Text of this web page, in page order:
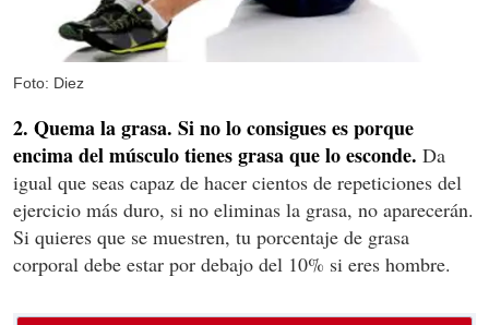
Foto: Diez
2. Quema la grasa. Si no lo consigues es porque
encima del músculo tienes grasa que lo esconde. Da
igual que seas capaz de hacer cientos de repeticiones del
ejercicio más duro, si no eliminas la grasa, no aparecerán.
Si quieres que se muestren, tu porcentaje de grasa
corporal debe estar por debajo del 10% si eres hombre.